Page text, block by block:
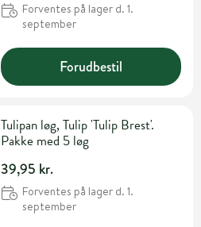
Forventes på lager d. 1.
september
Forudbestil
Tulipan løg, Tulip 'Tulip Brest'.
Pakke med 5 løg
39,95 kr.
Forventes på lager d. 1.
september